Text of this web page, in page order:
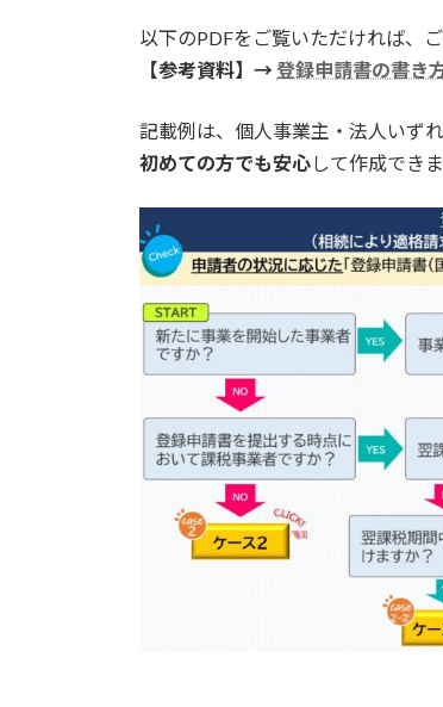
以下のPDFをご覧いただければ、
【参考資料】→登録申請書の書き
記載例は、個人事業主・法人いず
初めての方でも安心して作成できま